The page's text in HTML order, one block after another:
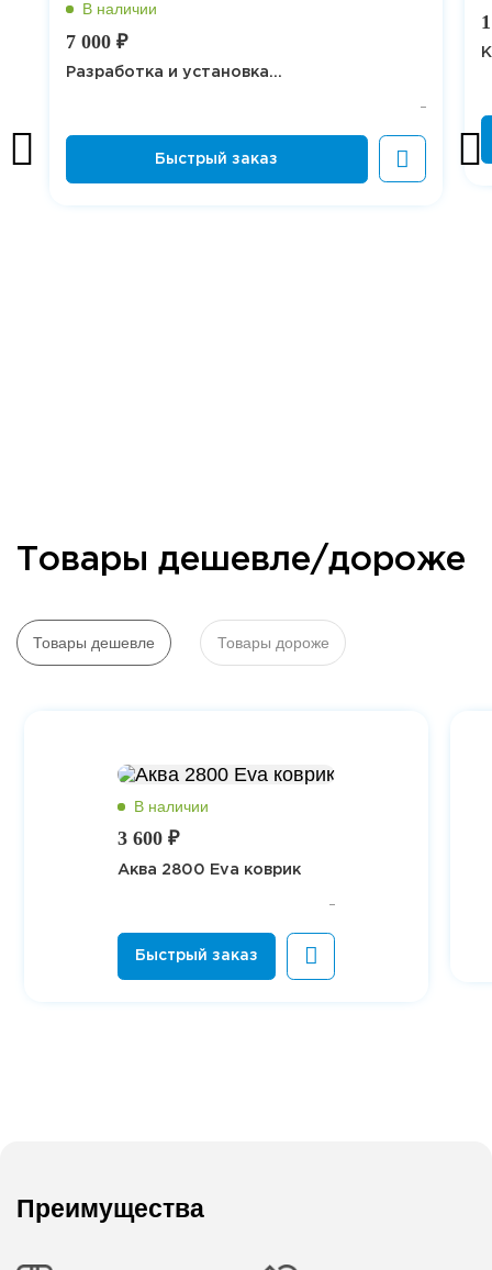
7 000 ₽
Разработка и установка...
Товары дешевле/дороже
Товары дешевле Товары дороже
3 600 ₽
Аква 2800 Eva коврик
Преимущества